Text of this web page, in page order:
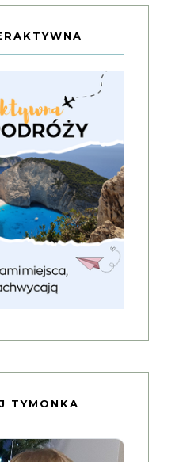
TYMONKA